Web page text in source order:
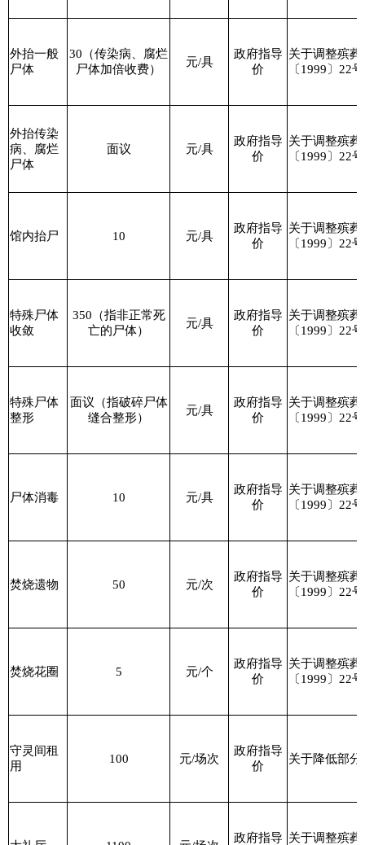
外抬一般
尸体
30 （传染病、腐烂
尸体加倍收费）
元/具
政府指导
价
关于调整殡
〔 1999 〕 22号
外抬传染
病、腐烂
尸体
面议 元/具
政府指导
价
关于调整殡
〔 1999 〕 22号
馆内抬尸 10 元/具
政府指导
价
关于调整殡
〔 1999 〕 22号
特殊尸体
收敛
350 （指非正常死
亡的尸体）
元/具
政府指导
价
关于调整殡
〔 1999 〕 22号
特殊尸体
整形
面议（指破碎尸体
缝合整形）
元/具
政府指导
价
关于调整殡
〔 1999 〕 22号
尸体消毒 10 元/具
政府指导
价
关于调整殡
〔 1999 〕 22号
焚烧遗物 50 元/次
政府指导
价
关于调整殡
〔 1999 〕 22号
焚烧花圈 5 元/个
政府指导
价
关于调整殡
〔 1999 〕 22号
守灵间租
用
100 元/场次
政府指导
价
关于降低部
政府指导 关于调整殡